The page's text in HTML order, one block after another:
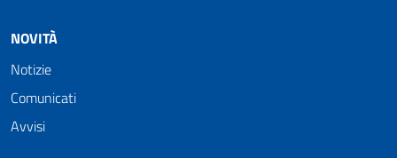
NOVITÀ
Notizie
Comunicati
Avvisi